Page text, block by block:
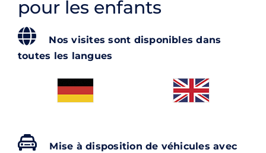
Contact
Rechercher:
pour les enfants
Nos visites sont disponibles dans
toutes les langues
Mise à disposition de véhicules avec